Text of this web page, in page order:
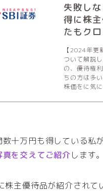
失敗し
得に株
たもク
【2024年
ついて解説
の、優待権
ちの方は多
株価をに気
十万円も得している私
真を交えてご紹介します
株主優待品が紹介され